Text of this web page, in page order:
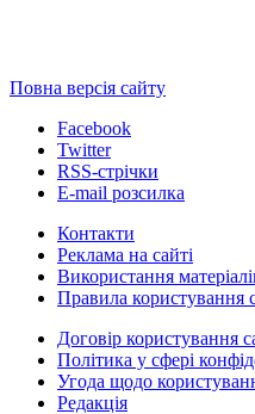
Повна версія сайту
Facebook
Twitter
RSS-стрічки
E-mail розсилка
Контакти
Реклама на сайті
Використання
Правила користування
Договір користування
Політика у сфері
Угода щодо
Редакція